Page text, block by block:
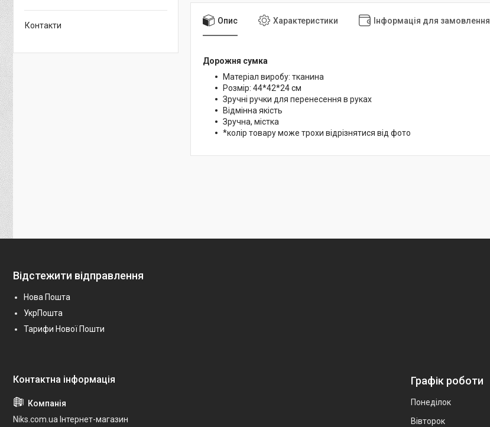
Опис Характеристики Інформація для замовлення
Дорожня сумка
Матеріал виробу: тканина
Розмір: 44*42*24 см
Зручні ручки для перенесення в руках
Відмінна якість
Зручна, містка
*колір товару може трохи відрізнятися від фото
Контакти
Відстежити відправлення
Нова Пошта
УкрПошта
Тарифи Нової Пошти
Niks.com.ua Інтернет-магазин
Графік роботи
Понеділок
Вівторок